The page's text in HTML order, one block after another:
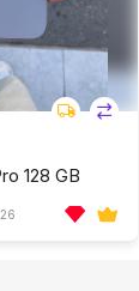
128 GB